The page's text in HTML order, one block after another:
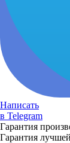
Написать
в Telegram
Гарантия
Гарантия